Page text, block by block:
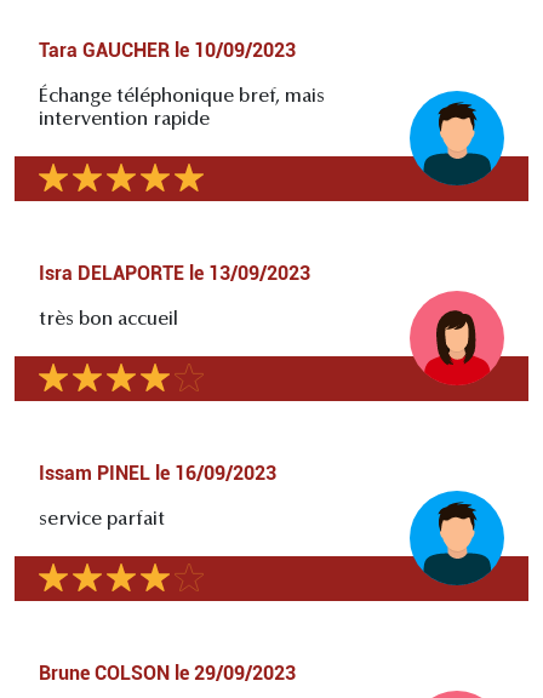
Tara GAUCHER le 10/09/2023
Échange téléphonique bref, mais
intervention rapide
Isra DELAPORTE le 13/09/2023
très bon accueil
Issam PINEL le 16/09/2023
service parfait
Brune COLSON le 29/09/2023